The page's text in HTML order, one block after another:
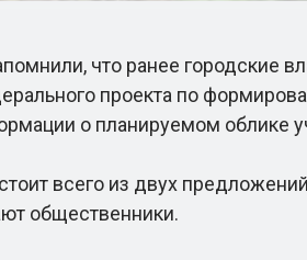
что ранее городские
проекта по
о планируемом облике
всего из двух
общественники.